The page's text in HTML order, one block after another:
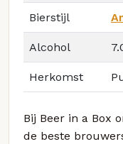
Bierstijl
Alcohol
Herkomst
Bij Beer in a Box
de beste